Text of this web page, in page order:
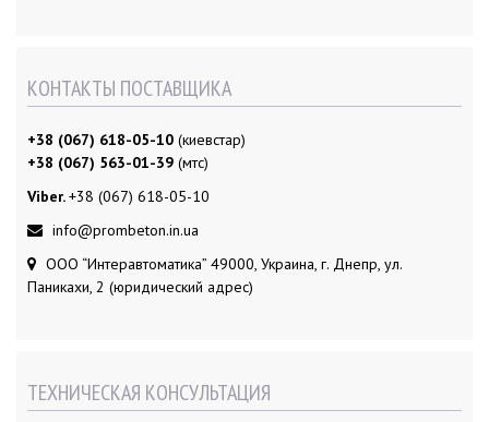
КОНТАКТЫ ПОСТАВЩИКА
+38 (067) 618-05-10 (киевстар)
+38 (067) 563-01-39 (мтс)
Viber.+38 (067) 618-05-10
info@prombeton.in.ua
ООО “Интеравтоматика” 49000, Украина, г. Днепр, ул.
Паникахи, 2 (юридический адрес)
ТЕХНИЧЕСКАЯ КОНСУЛЬТАЦИЯ